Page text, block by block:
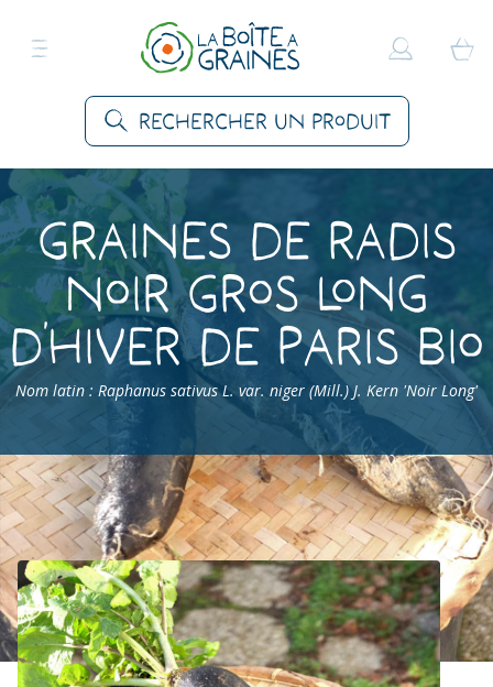
Rechercher un produit
Graines de Radis
Noir Gros Long
d’Hiver de Paris Bio
Nom latin : Raphanus sativus L. var. niger (Mill.) J. Kern 'Noir Long'
Accueil > Produits > Graines Légumes > Radis > Radis
Noir Gros Long d’Hiver de Paris Bio